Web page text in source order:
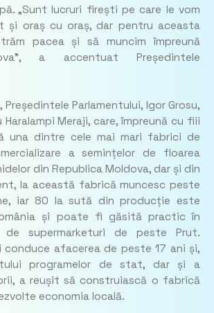
„Sunt lucruri firești pe care le vom
oraș cu oraș, dar pentru aceasta
pacea și să muncim împreună
a accentuat Președintele
Președintele Parlamentului, Igor Grosu,
Meraji, care, împreună cu fiii
una dintre cele mai mari fabrici de
a semințelor de floarea
din Republica Moldova, dar și din
la această fabrică muncesc peste
iar 80 la sută din producție este
și poate fi găsită practic în
supermarketuri de peste Prut.
conduce afacerea de peste 17 ani și,
programelor de stat, dar și a
a reușit să construiască o fabrică
economia locală.